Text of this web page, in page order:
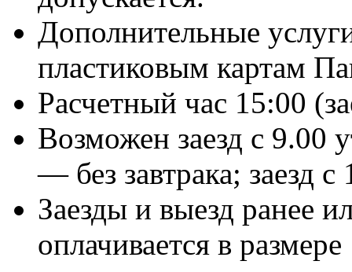
Дополнительные
пластиковым картам
Расчетный час 15:00
Возможен заезд с 9.00
— без завтрака; заезд
Заезды и выезд ранее
оплачивается в